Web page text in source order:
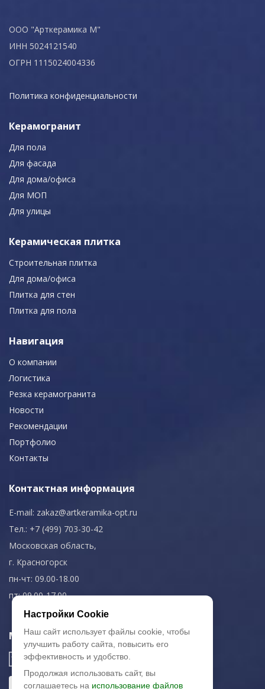
ООО "Арткерамика М"
ИНН 5024121540
ОГРН 1115024004336
Политика конфиденциальности
Керамогранит
Для пола
Для фасада
Для дома/офиса
Для МОП
Для улицы
Керамическая плитка
Строительная плитка
Для дома/офиса
Плитка для стен
Плитка для пола
Навигация
О компании
Логистика
Резка керамогранита
Новости
Рекомендации
Портфолио
Контакты
Контактная информация
E-mail: zakaz@artkeramika-opt.ru
Тел.: +7 (499) 703-30-42
Московская область,
г. Красногорск
пн-чт: 09.00-18.00
пт: 09.00-17.00
Мы в соц. сетях
Настройки Cookie
Наш сайт использует файлы cookie, чтобы
улучшить работу сайта, повысить его
эффективность и удобство.
Продолжая использовать сайт, вы
соглашаетесь на использование файлов